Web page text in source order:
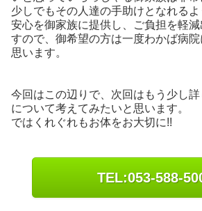
少しでもその人達の手助けとなれる
安心を御家族に提供し、ご負担を軽
すので、御希望の方は一度わかば病
思います。
今回はこの辺りで、次回はもう少し
について考えてみたいと思います。
ではくれぐれもお体をお大切に!!
TEL:053-588-